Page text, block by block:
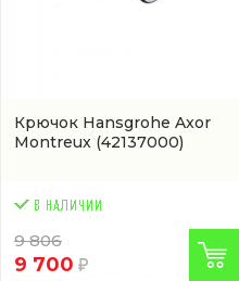
Крючок Hansgrohe Axor
Montreux (42137000)
9 806
9 700